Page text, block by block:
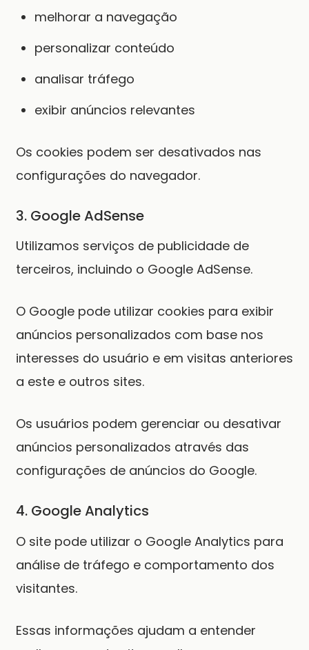
melhorar a navegação
personalizar conteúdo
analisar tráfego
exibir anúncios relevantes
Os cookies podem ser desativados nas
configurações do navegador.
3. Google AdSense
Utilizamos serviços de publicidade de
terceiros, incluindo o Google AdSense.
O Google pode utilizar cookies para exibir
anúncios personalizados com base nos
interesses do usuário e em visitas anteriores
a este e outros sites.
Os usuários podem gerenciar ou desativar
anúncios personalizados através das
configurações de anúncios do Google.
4. Google Analytics
O site pode utilizar o Google Analytics para
análise de tráfego e comportamento dos
visitantes.
Essas informações ajudam a entender